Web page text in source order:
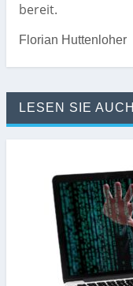
bereit.
Florian Huttenloher
LESEN SIE AUCH